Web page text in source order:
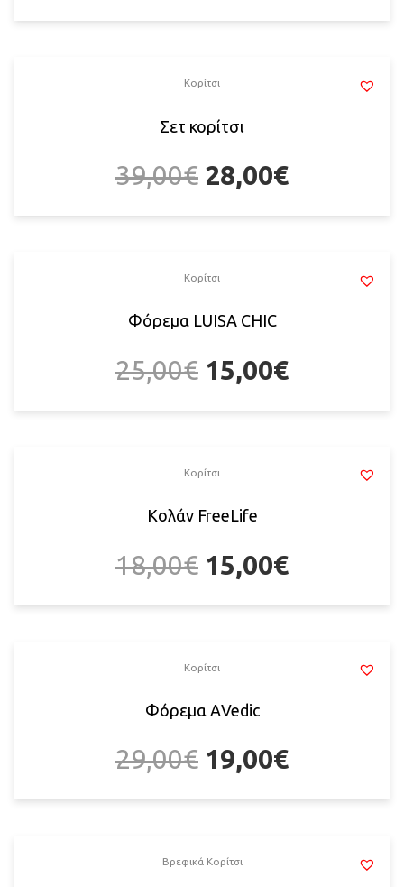
Κορίτσι
Σετ κορίτσι
39,00€ 28,00€
Κορίτσι
Φόρεμα LUISA CHIC
25,00€ 15,00€
Κορίτσι
Κολάν FreeLife
18,00€ 15,00€
Κορίτσι
Φόρεμα ΑVedic
29,00€ 19,00€
Βρεφικά Κορίτσι